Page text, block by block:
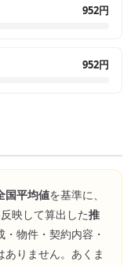
952円
952円
国平均値を基準に、
映して算出した推
物件・契約内容・
りません。あくま